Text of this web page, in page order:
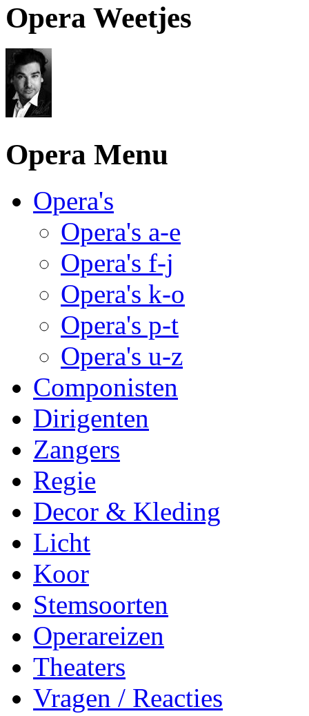
Opera Weetjes
Opera Menu
Opera's
Opera's a-e
Opera's f-j
Opera's k-o
Opera's p-t
Opera's u-z
Componisten
Dirigenten
Zangers
Regie
Decor & Kleding
Licht
Koor
Stemsoorten
Operareizen
Theaters
Vragen / Reacties